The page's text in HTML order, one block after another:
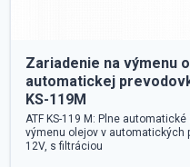
Zariadenie na výmenu
automatickej
KS-119M
ATF KS-119 M: Plne
výmenu olejov v automatických
12V, s filtráciou